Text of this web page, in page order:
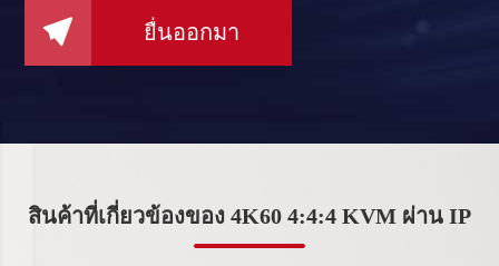
 ยื่นออกมา
สินค้าที่เกี่ยวข้องของ 4K60 4:4:4 KVM ผ่าน IP